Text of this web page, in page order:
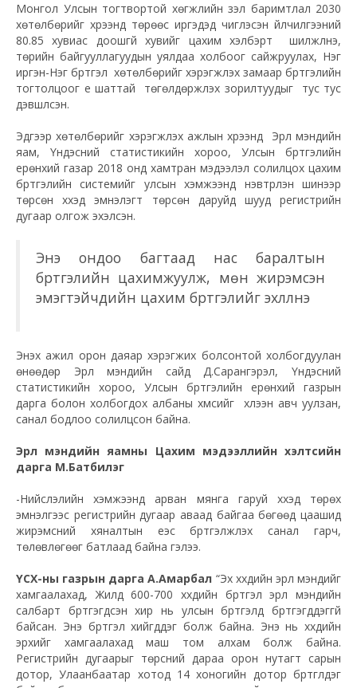
Монгол Улсын тогтвортой хөгжлийн үзэл баримтлал 2030
хөтөлбөрийг хүрээнд төрөөс иргэдэд чиглэсэн үйлчилгээний
80.85 хувиас доошгүй хувийг цахим хэлбэрт шилжүүлнэ,
төрийн байгууллагуудын уялдаа холбоог сайжруулах, Нэг
иргэн-Нэг бүртгэл хөтөлбөрийг хэрэгжүүлэх замаар бүртгэлийн
тогтолцоог үе шаттай төгөлдөржүүлэх зорилтуудыг тус тус
дэвшүүлсэн.
Эдгээр хөтөлбөрийг хэрэгжүүлэх ажлын хүрээнд Эрүүл мэндийн
яам, Үндэсний статистикийн хороо, Улсын бүртгэлийн
ерөнхий газар 2018 онд хамтран мэдээлэл солилцох цахим
бүртгэлийн системийг улсын хэмжээнд нэвтрүүлэн шинээр
төрсөн хүүхэд эмнэлэгт төрсөн даруйд шууд регистрийн
дугаар олгож эхэлсэн.
Энэ ондоо багтаад нас баралтын
бүртгэлийн цахимжуулж, мөн жирэмсэн
эмэгтэйчүүдийн цахим бүртгэлийг эхлүүлнэ
Энэхүү ажил орон даяар хэрэгжих болсонтой холбогдуулан
өнөөдөр Эрүүл мэндийн сайд Д.Сарангэрэл, Үндэсний
статистикийн хороо, Улсын бүртгэлийн ерөнхий газрын
дарга болон холбогдох албаны хүмүүсийг хүлээн авч уулзан,
санал бодлоо солилцсон байна.
Эрүүл мэндийн яамны Цахим мэдээллийн хэлтсийн
дарга М.Батбилэг
-Нийслэлийн хэмжээнд арван мянга гаруй хүүхэд төрөх
эмнэлгээс регистрийн дугаар аваад байгаа бөгөөд цаашид
жирэмсний хяналтын үеэс бүртгэлжүүлэх санал гарч,
төлөвлөгөөг батлаад байна гэлээ.
ҮСХ-ны газрын дарга А.Амарбал “Эх хүүхдийн эрүүл мэндийг
хамгаалахад, Жилд 600-700 хүүхдийн бүртгэл эрүүл мэндийн
салбарт бүртгэгдсэн хир нь улсын бүртгэлд бүртгэгддэггүй
байсан. Энэ бүртгэл хийгддэг болж байна. Энэ нь хүүхдийн
эрхийг хамгаалахад маш том алхам болж байна.
Регистрийн дугаарыг төрсний дараа орон нутагт сарын
дотор, Улаанбаатар хотод 14 хоногийн дотор бүртгүүлдэг